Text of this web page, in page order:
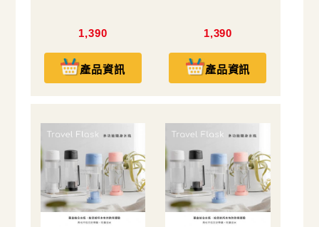
1,390
產品資訊
1,390
產品資訊